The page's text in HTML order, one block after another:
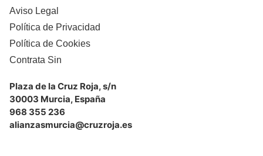
Aviso Legal
Política de Privacidad
Política de Cookies
Contrata Sin
Plaza de la Cruz Roja, s/n
30003 Murcia, España
968 355 236
alianzasmurcia@cruzroja.es